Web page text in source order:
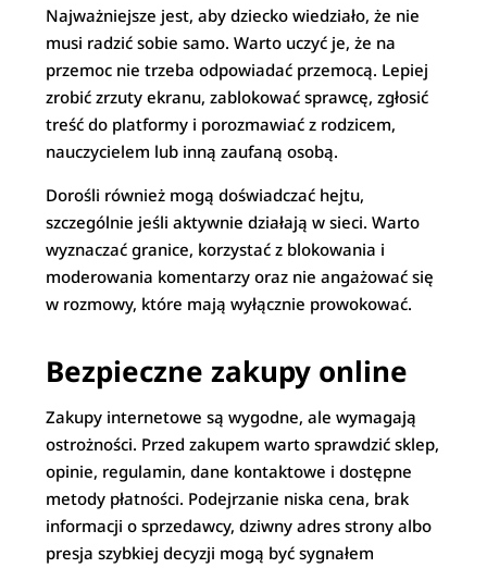
Najważniejsze jest, aby dziecko wiedziało, że nie
musi radzić sobie samo. Warto uczyć je, że na
przemoc nie trzeba odpowiadać przemocą. Lepiej
zrobić zrzuty ekranu, zablokować sprawcę, zgłosić
treść do platformy i porozmawiać z rodzicem,
nauczycielem lub inną zaufaną osobą.
Dorośli również mogą doświadczać hejtu,
szczególnie jeśli aktywnie działają w sieci. Warto
wyznaczać granice, korzystać z blokowania i
moderowania komentarzy oraz nie angażować się
w rozmowy, które mają wyłącznie prowokować.
Bezpieczne zakupy online
Zakupy internetowe są wygodne, ale wymagają
ostrożności. Przed zakupem warto sprawdzić sklep,
opinie, regulamin, dane kontaktowe i dostępne
metody płatności. Podejrzanie niska cena, brak
informacji o sprzedawcy, dziwny adres strony albo
presja szybkiej decyzji mogą być sygnałem